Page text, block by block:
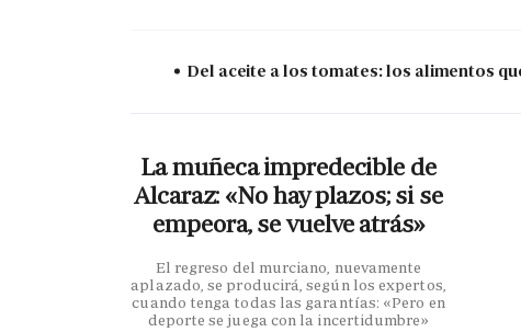
Del aceite a los tomates: los alimentos
La muñeca impredecible de
Alcaraz: «No hay plazos; si se
empeora, se vuelve atrás»
El regreso del murciano, nuevamente
aplazado, se producirá, según los expertos,
cuando tenga todas las garantías: «Pero en
deporte se juega con la incertidumbre»